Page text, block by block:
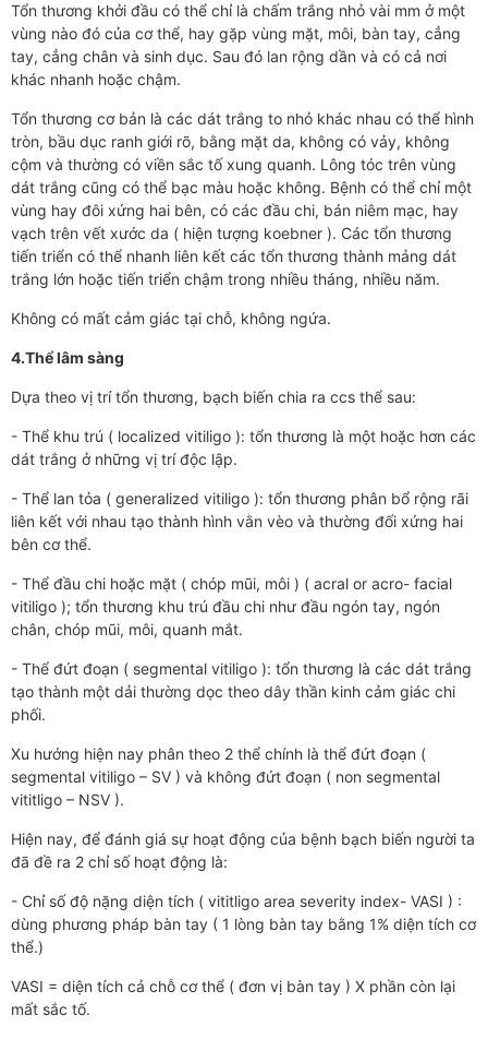
Tổn thương khởi đầu có thể chỉ là chấm trắng nhỏ vài mm ở một
vùng nào đó của cơ thể, hay gặp vùng mặt, môi, bàn tay, cẳng
tay, cẳng chân và sinh dục. Sau đó lan rộng dần và có cả nơi
khác nhanh hoặc chậm.
Tổn thương cơ bản là các dát trắng to nhỏ khác nhau có thể hình
tròn, bầu dục ranh giới rõ, bằng mặt da, không có vảy, không
cộm và thường có viền sắc tố xung quanh. Lông tóc trên vùng
dát trắng cũng có thể bạc màu hoặc không. Bệnh có thể chỉ một
vùng hay đôi xứng hai bên, có các đầu chi, bán niêm mạc, hay
vạch trên vết xước da ( hiện tượng koebner ). Các tổn thương
tiến triển có thể nhanh liên kết các tổn thương thành mảng dát
trắng lớn hoặc tiến triển chậm trong nhiều tháng, nhiều năm.
Không có mất cảm giác tại chỗ, không ngứa.
4.Thể lâm sàng
Dựa theo vị trí tổn thương, bạch biến chia ra ccs thể sau:
- Thể khu trú ( localized vitiligo ): tổn thương là một hoặc hơn các
dát trắng ở những vị trí độc lập.
- Thể lan tỏa ( generalized vitiligo ): tổn thương phân bổ rộng rãi
liên kết với nhau tạo thành hình vằn vèo và thường đối xứng hai
bên cơ thể.
- Thể đầu chi hoặc mặt ( chóp mũi, môi ) ( acral or acro- facial
vitiligo ); tổn thương khu trú đầu chi như đầu ngón tay, ngón
chân, chóp mũi, môi, quanh mắt.
- Thể đứt đoạn ( segmental vitiligo ): tổn thương là các dát trắng
tạo thành một dải thường dọc theo dây thần kinh cảm giác chi
phối.
Xu hướng hiện nay phân theo 2 thể chính là thể đứt đoạn (
segmental vitiligo – SV ) và không đứt đoạn ( non segmental
vititligo – NSV ).
Hiện nay, để đánh giá sự hoạt động của bệnh bạch biến người ta
đã đề ra 2 chỉ số hoạt động là:
- Chỉ số độ nặng diện tích ( vititligo area severity index- VASI ) :
dùng phương pháp bàn tay ( 1 lòng bàn tay bằng 1% diện tích cơ
thể.)
VASI = diện tích cả chỗ cơ thể ( đơn vị bàn tay ) X phần còn lại
mất sắc tố.